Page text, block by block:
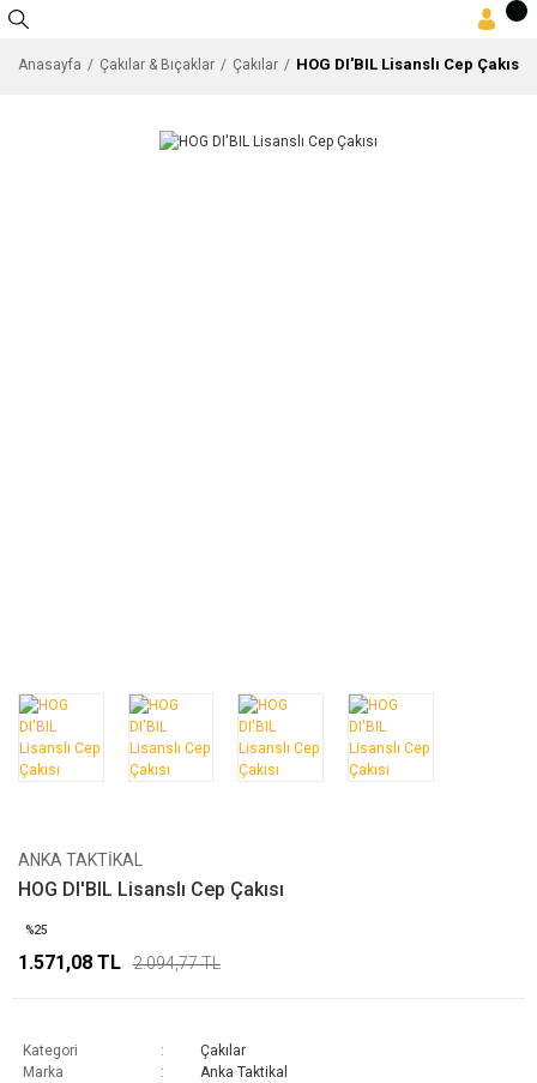
Anasayfa Çakılar & Bıçaklar Çakılar HOG DI'BIL Lisanslı Cep Çakısı
ANKA TAKTIKAL
HOG DI'BIL Lisanslı Cep Çakısı
%25
1.571,08 TL 2.094,77 TL
Kategori
Çakılar
Marka
Anka Taktikal